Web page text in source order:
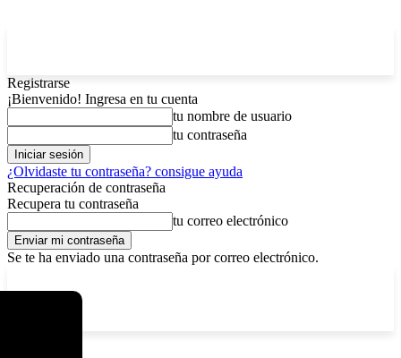
Registrarse
¡Bienvenido! Ingresa en tu cuenta
tu nombre de usuario
tu contraseña
¿Olvidaste tu contraseña? consigue ayuda
Recuperación de contraseña
Recupera tu contraseña
tu correo electrónico
Se te ha enviado una contraseña por correo electrónico.